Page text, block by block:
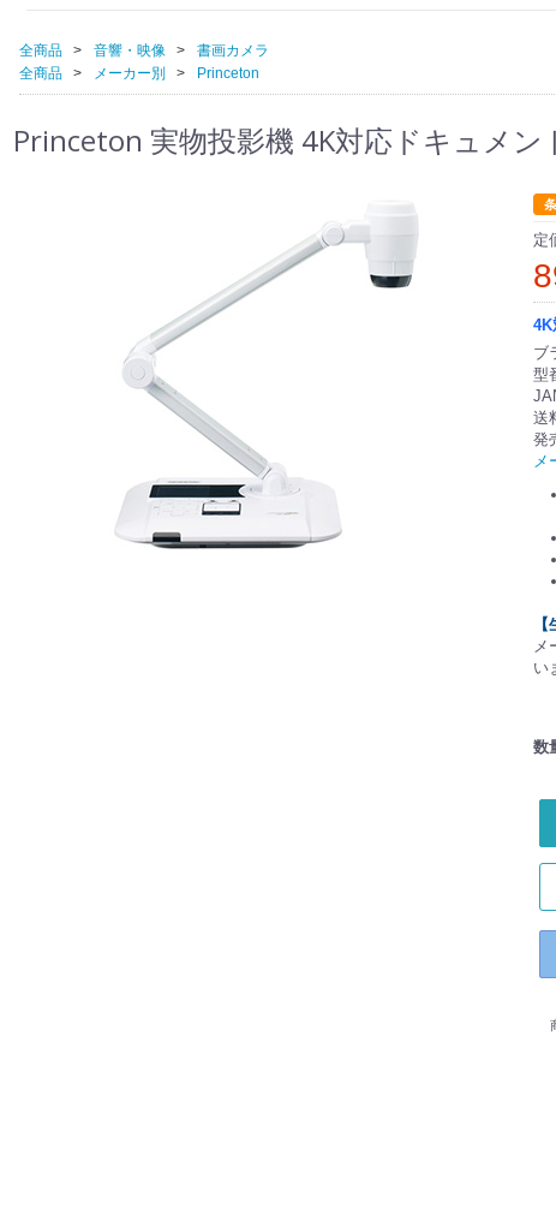
全商品 音響・映像
書画カメラ
全商品
メーカー別 Princeton
Princeton 実物投影機 4K対応ドキュメン
定
4K
ブ
型
送
発
メ
メ
い
数